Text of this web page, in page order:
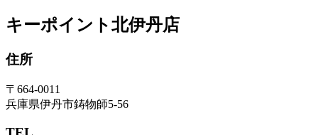
キーポイント北伊丹店
住所
〒664-0011
兵庫県伊丹市鋳物師5-56